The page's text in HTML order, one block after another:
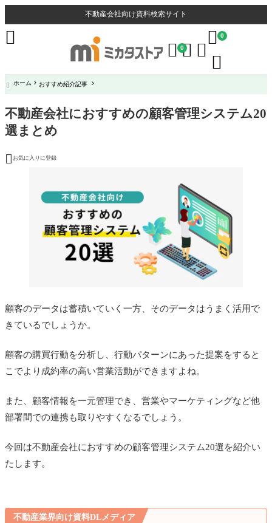
不動産会社向け資料検索サイト
 0 
 0


 ホーム おすすめ紹介記事
不動産会社におすすめの顧客管理システム20
選まとめ
 お気に入りに登録
顧客のデータは蓄積いていく一方、そのデータはうまく活用で
きているでしょうか。
顧客の購買行動を分析し、行動パターンにあった提案をすると
こでより成約率の高い営業活動ができますよね。
また、顧客情報を一元管理でき、営業やマーケティングなど他
部署間での連携も取りやすくなるでしょう。
今回は不動産会社におすすめの顧客管理システム20選を紹介い
たします。
不動産業界向け資料DLメディア